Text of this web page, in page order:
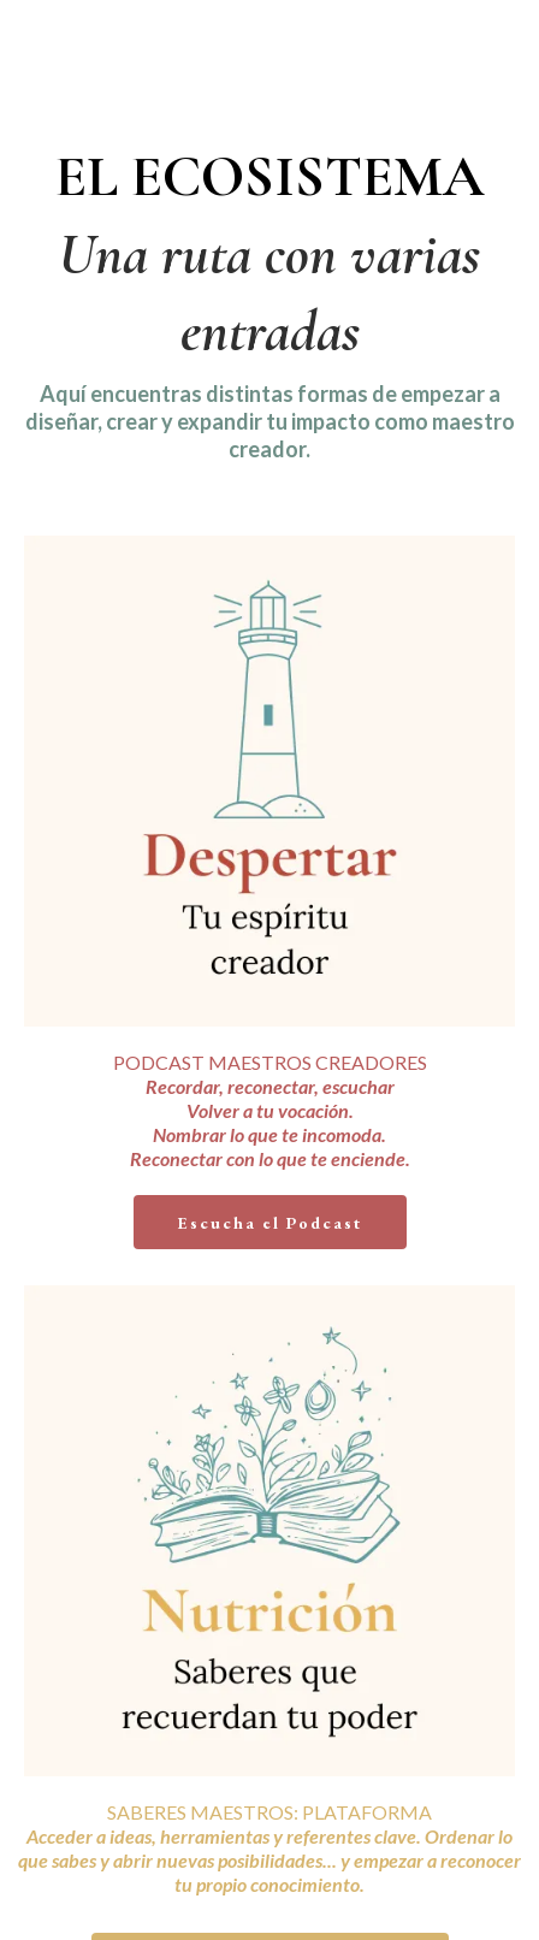
EL ECOSISTEMA
Una ruta con varias
entradas
Aquí encuentras distintas formas de empezar a
diseñar, crear y expandir tu impacto como maestro
creador.
PODCAST MAESTROS CREADORES
Recordar, reconectar, escuchar
Volver a tu vocación.
Nombrar lo que te incomoda.
Reconectar con lo que te enciende.
Escucha el Podcast
SABERES MAESTROS: PLATAFORMA
Acceder a ideas, herramientas y referentes clave. Ordenar lo
que sabes y abrir nuevas posibilidades... y empezar a reconocer
tu propio conocimiento.